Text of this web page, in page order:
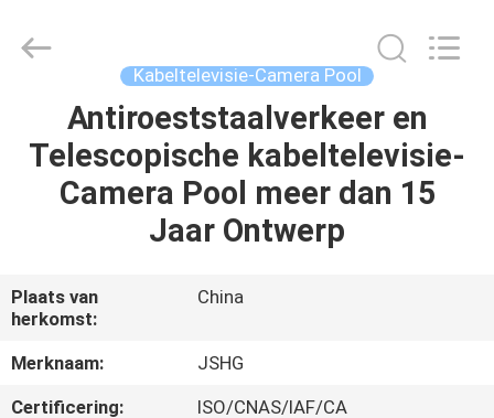
HUIS
PRODUCTEN
VR-
SHOW
co.,ltd.
Kabeltelevisie-Camera Pool
Antiroeststaalverkeer en
Telescopische kabeltelevisie-
Camera Pool meer dan 15
Jaar Ontwerp
Plaats van
herkomst:
China
Merknaam:
JSHG
Certificering:
ISO/CNAS/IAF/CA